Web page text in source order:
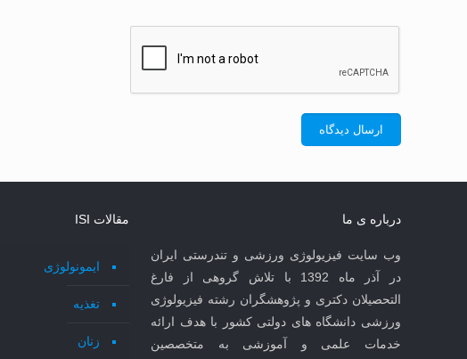
درباره ی ما
وب سایت فیزیولوژی ورزشی و تندرستی ایران
در آذر ماه 1392 با تلاش گروهی از فارغ
التحصیلان دکتری و پژوهشگران رشته فیزیولوژی
ورزشی دانشگاه های دولتی کشور با هدف ارائه
خدمات علمی و آموزشی به متخصصین
مقالات ISI
ایمونولوژی
تغذیه
زنان